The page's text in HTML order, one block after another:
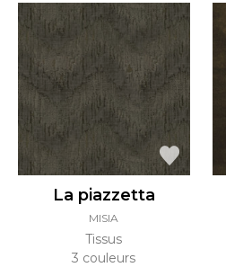
La piazzetta
MISIA
Tissus
3 couleurs